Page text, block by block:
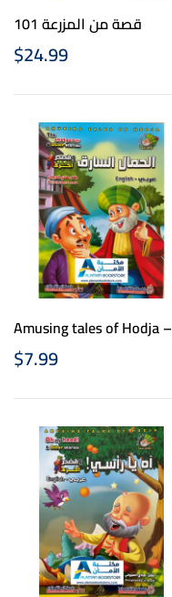
101 قصة من المزرعة
$24.99
Amusing tales of Hodja –
نوادر جحا – الحمال السارق –
عربي انكليزي
$7.99